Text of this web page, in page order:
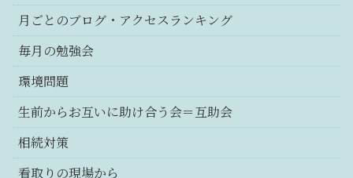
月ごとのブログ・アクセスランキング
毎月の勉強会
環境問題
生前からお互いに助け合う会＝互助会
相続対策
看取りの現場から